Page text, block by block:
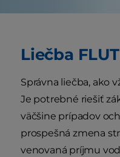
Liečba
Správna liečba, ako
Je potrebné riešiť
väčšine prípadov
prospešná zmena
venovaná príjmu